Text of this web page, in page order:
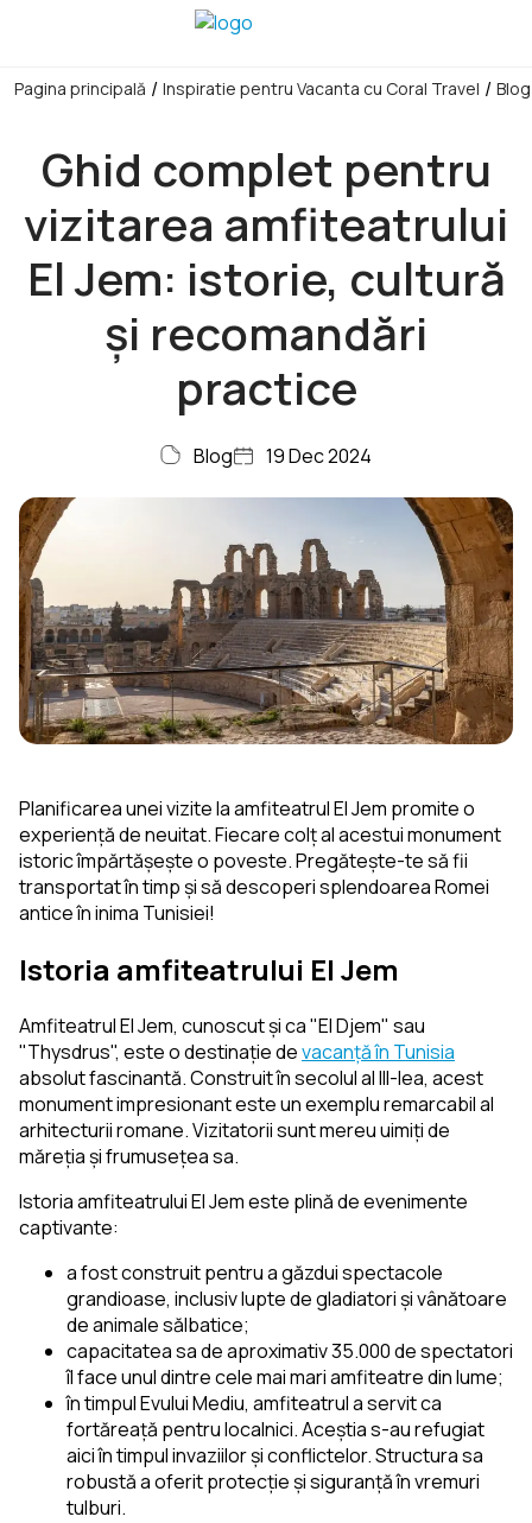
Pagina principală / Inspiratie pentru Vacanta cu Coral Travel / Blog
Ghid complet pentru
vizitarea amfiteatrului
El Jem: istorie, cultură
și recomandări
practice
Blog 19 Dec 2024
Planificarea unei vizite la amfiteatrul El Jem promite o
experiență de neuitat. Fiecare colț al acestui monument
istoric împărtășește o poveste. Pregătește-te să fii
transportat în timp și să descoperi splendoarea Romei
antice în inima Tunisiei!
Istoria amfiteatrului El Jem
Amfiteatrul El Jem, cunoscut și ca "El Djem" sau
"Thysdrus", este o destinație devacanță în Tunisia
absolut fascinantă. Construit în secolul al III-lea, acest
monument impresionant este un exemplu remarcabil al
arhitecturii romane. Vizitatorii sunt mereu uimiți de
măreția și frumusețea sa.
Istoria amfiteatrului El Jem este plină de evenimente
captivante:
a fost construit pentru a găzdui spectacole
grandioase, inclusiv lupte de gladiatori și vânătoare
de animale sălbatice;
capacitatea sa de aproximativ 35.000 de spectatori
îl face unul dintre cele mai mari amfiteatre din lume;
în timpul Evului Mediu, amfiteatrul a servit ca
fortăreață pentru localnici. Aceștia s-au refugiat
aici în timpul invaziilor și conflictelor. Structura sa
robustă a oferit protecție și siguranță în vremuri
tulburi.